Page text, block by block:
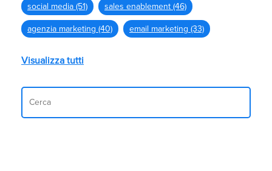
social media (51) sales enablement (46)
agenzia marketing (40) email marketing (33)
Visualizza tutti